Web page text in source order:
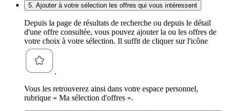
5. Ajouter à votre sélection les offres qui vous intéressent
Depuis la page de résultats de recherche ou depuis le détail
d'une offre consultée, vous pouvez ajouter la ou les offres de
votre choix à votre sélection. Il suffit de cliquer sur l'icône
.
Vous les retrouverez ainsi dans votre espace personnel,
rubrique « Ma sélection d'offres ».